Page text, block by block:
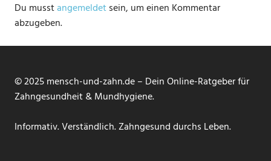
Du musstangemeldetsein, um einen Kommentar
abzugeben.
© 2025 mensch-und-zahn.de – Dein Online-Ratgeber für
Zahngesundheit & Mundhygiene.
Informativ. Verständlich. Zahngesund durchs Leben.